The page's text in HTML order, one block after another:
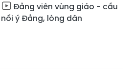
Đảng viên vùng giáo - cầu
nối ý Đảng, lòng dân